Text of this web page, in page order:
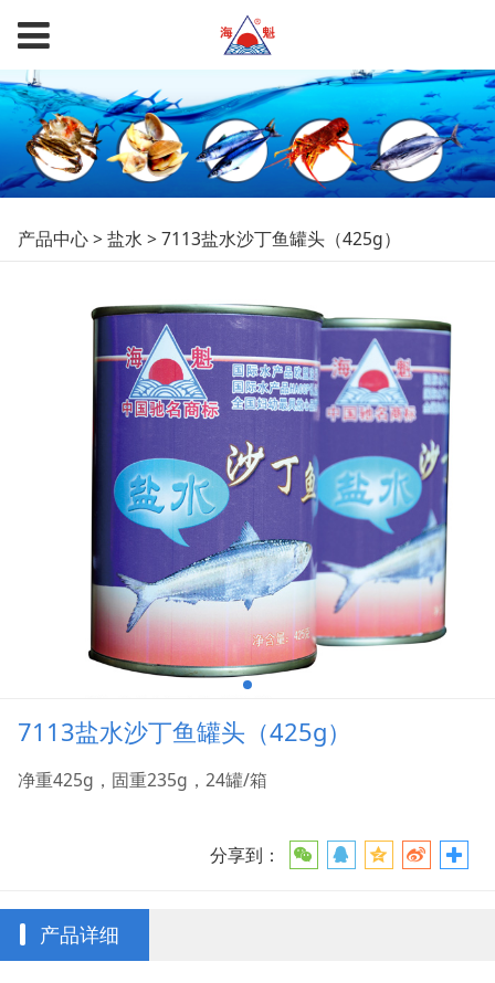
7113盐水沙丁鱼罐头
（425g）
产品中心>盐水 >7113盐水沙丁鱼罐头（425g）
7113盐水沙丁鱼罐头（425g）
净重425g，固重235g，24罐/箱
分享到：
产品详细